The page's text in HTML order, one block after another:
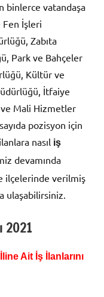
binlerce vatandaşa
Fen İşleri
Zabıta
Park ve Bahçeler
Kültür ve
İtfaiye
Mali Hizmetler
pozisyon için
nasıl iş
devamında
ilçelerinde verilmiş
ulaşabilirsiniz.
2021
Ait İş İlanlarını